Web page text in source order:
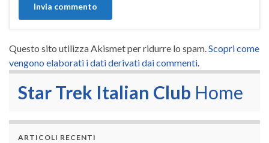
Questo sito utilizza Akismet per ridurre lo spam.Scopri come
vengono elaborati i dati derivati dai commenti.
Star Trek Italian Club Home
ARTICOLI RECENTI